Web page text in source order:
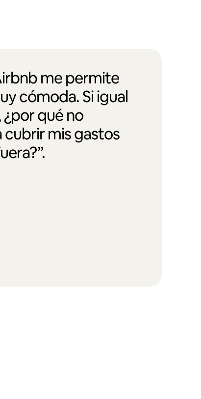
me permite
cómoda. Si igual
qué no
mis gastos